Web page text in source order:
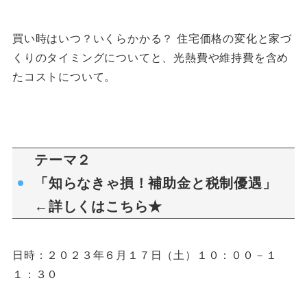
買い時はいつ？いくらかかる？ 住宅価格の変化と家づ
くりのタイミングについてと、光熱費や維持費を含め
たコストについて。
テーマ２
「知らなきゃ損！補助金と税制優遇」
←詳しくはこちら★
日時：２０２３年６月１７日（土）１０：００－１
１：３０